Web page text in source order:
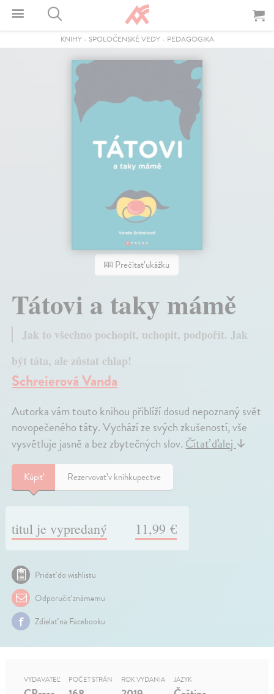
KNIHY- SPOLOČENSKÉ VEDY- PEDAGOGIKA
Prečítať ukážku
Tátovi a taky mámě
Jak to všechno pochopit, uchopit, podpořit. Jak
být táta, ale zůstat chlap!
Schreierová Vanda
Autorka vám touto knihou přiblíží dosud nepoznaný svět
novopečeného táty. Vychází ze svých zkušeností, vše
vysvětluje jasně a bez zbytečných slov.Čítať ďalej↓
Kúpiť Rezervovať v kníhkupectve
titul je vypredaný 11,99 €
Pridať do wishlistu
Odporučiť známemu
Zdielať na Facebooku
VYDAVATEĽ POČET STRÁN ROK VYDANIA JAZYK